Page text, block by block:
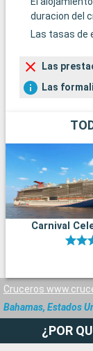
duracion del
Las tasas de
Las
Las
Carnival
Cruceros
Bahamas, Estados
¿POR